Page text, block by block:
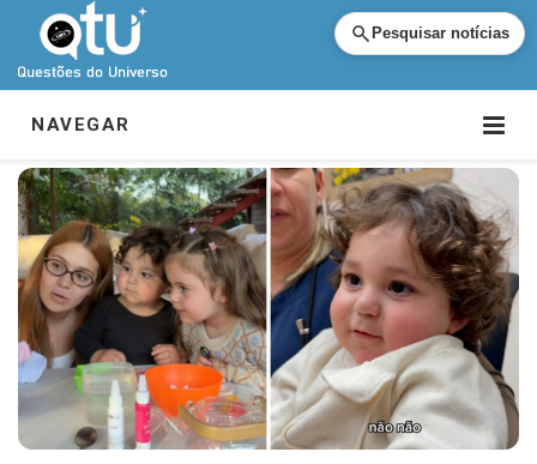
Pesquisar notícias
NAVEGAR